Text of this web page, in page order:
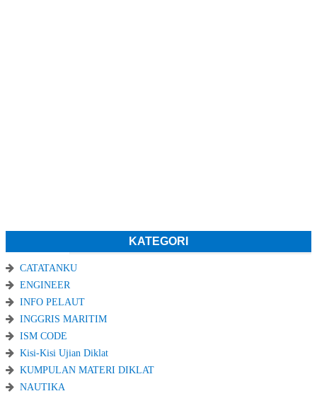
KATEGORI
CATATANKU
ENGINEER
INFO PELAUT
INGGRIS MARITIM
ISM CODE
Kisi-Kisi Ujian Diklat
KUMPULAN MATERI DIKLAT
NAUTIKA